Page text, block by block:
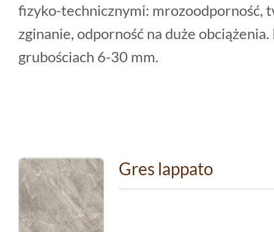
fizyko-technicznymi: mrozoodporność,
zginanie, odporność na duże
grubościach 6-30 mm.
Gres lappato